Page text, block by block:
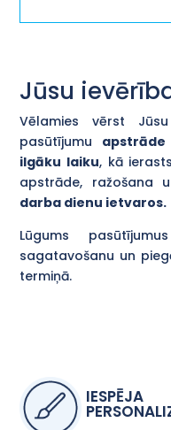
Jūsu
Vēlamies vērst
pasūtījumu
ilgāku laiku, kā
apstrāde, ražošana
darba dienu ietvaros.
Lūgums
sagatavošanu un
termiņā.
IESPĒJA